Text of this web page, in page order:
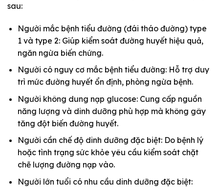
sau:
Người mắc bệnh tiểu đường (đái tháo đường) type
1 và type 2: Giúp kiểm soát đường huyết hiệu quả,
ngăn ngừa biến chứng.
Người có nguy cơ mắc bệnh tiểu đường: Hỗ trợ duy
trì mức đường huyết ổn định, phòng ngừa bệnh.
Người không dung nạp glucose: Cung cấp nguồn
năng lượng và dinh dưỡng phù hợp mà không gây
tăng đột biến đường huyết.
Người cần chế độ dinh dưỡng đặc biệt: Do bệnh lý
hoặc tình trạng sức khỏe yêu cầu kiểm soát chặt
chẽ lượng đường nạp vào.
Người lớn tuổi có nhu cầu dinh dưỡng đặc biệt: